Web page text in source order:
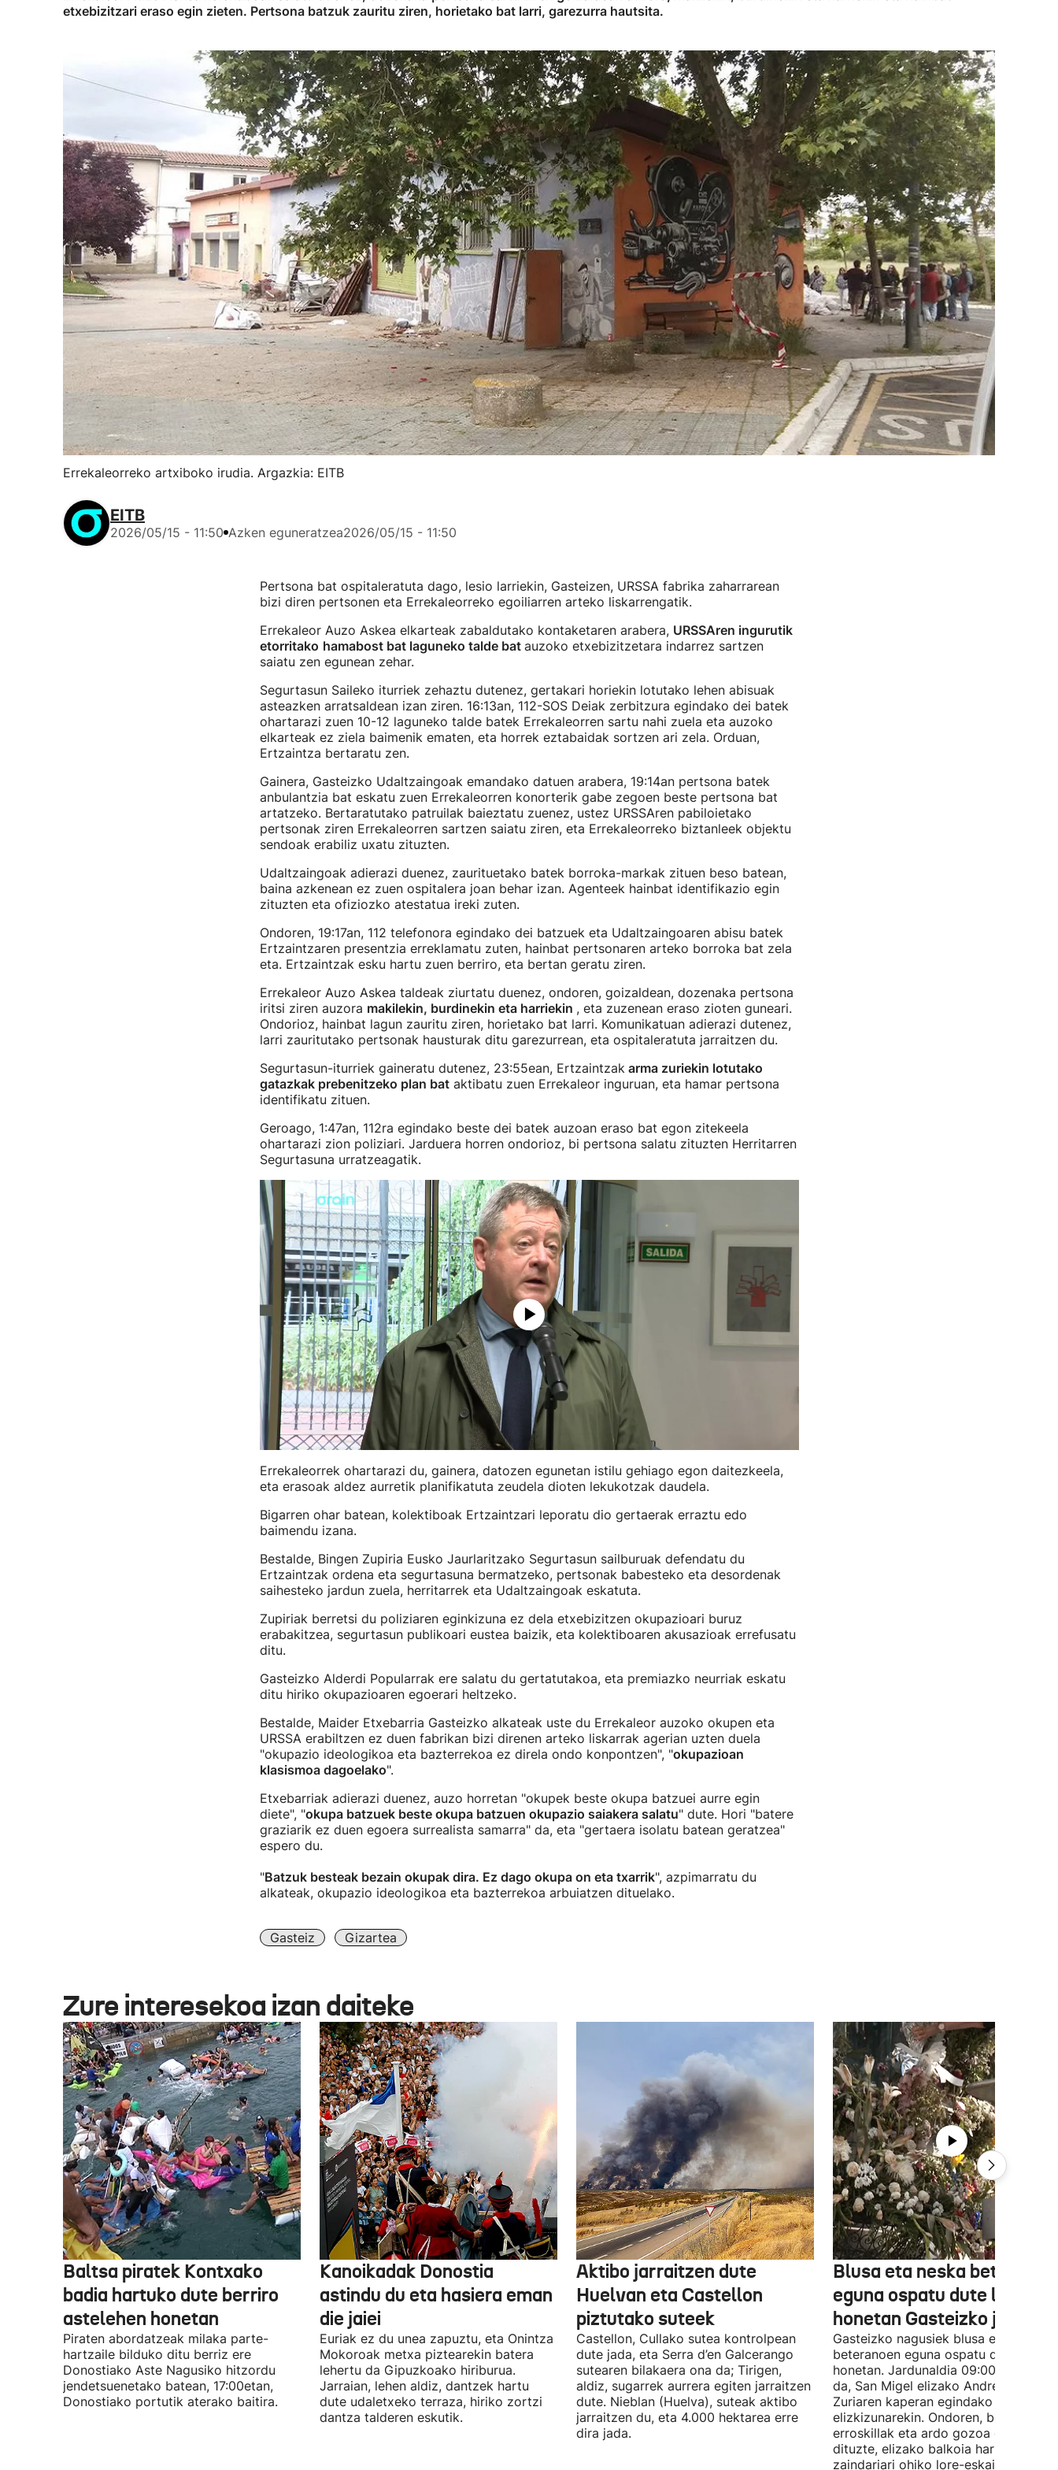
etxebizitzari eraso egin zieten. Pertsona batzuk zauritu ziren, horietako bat larri, garezurra hautsita.
Errekaleorreko artxiboko irudia. Argazkia: EITB
EITB
2026/05/15 - 11:50 Azken eguneratzea2026/05/15 - 11:50
Pertsona bat ospitaleratuta dago, lesio larriekin, Gasteizen, URSSA fabrika zaharrarean
bizi diren pertsonen eta Errekaleorreko egoiliarren arteko liskarrengatik.
Errekaleor Auzo Askea elkarteak zabaldutako kontaketaren arabera, URSSAren ingurutik
etorritako hamabost bat laguneko talde bat auzoko etxebizitzetara indarrez sartzen
saiatu zen egunean zehar.
Segurtasun Saileko iturriek zehaztu dutenez, gertakari horiekin lotutako lehen abisuak
asteazken arratsaldean izan ziren. 16:13an, 112-SOS Deiak zerbitzura egindako dei batek
ohartarazi zuen 10-12 laguneko talde batek Errekaleorren sartu nahi zuela eta auzoko
elkarteak ez ziela baimenik ematen, eta horrek eztabaidak sortzen ari zela. Orduan,
Ertzaintza bertaratu zen.
Gainera, Gasteizko Udaltzaingoak emandako datuen arabera, 19:14an pertsona batek
anbulantzia bat eskatu zuen Errekaleorren konorterik gabe zegoen beste pertsona bat
artatzeko. Bertaratutako patruilak baieztatu zuenez, ustez URSSAren pabiloietako
pertsonak ziren Errekaleorren sartzen saiatu ziren, eta Errekaleorreko biztanleek objektu
sendoak erabiliz uxatu zituzten.
Udaltzaingoak adierazi duenez, zaurituetako batek borroka-markak zituen beso batean,
baina azkenean ez zuen ospitalera joan behar izan. Agenteek hainbat identifikazio egin
zituzten eta ofiziozko atestatua ireki zuten.
Ondoren, 19:17an, 112 telefonora egindako dei batzuek eta Udaltzaingoaren abisu batek
Ertzaintzaren presentzia erreklamatu zuten, hainbat pertsonaren arteko borroka bat zela
eta. Ertzaintzak esku hartu zuen berriro, eta bertan geratu ziren.
Errekaleor Auzo Askea taldeak ziurtatu duenez, ondoren, goizaldean, dozenaka pertsona
iritsi ziren auzora makilekin, burdinekin eta harriekin , eta zuzenean eraso zioten guneari.
Ondorioz, hainbat lagun zauritu ziren, horietako bat larri. Komunikatuan adierazi dutenez,
larri zauritutako pertsonak hausturak ditu garezurrean, eta ospitaleratuta jarraitzen du.
Segurtasun-iturriek gaineratu dutenez, 23:55ean, Ertzaintzakarma zuriekin lotutako
gatazkak prebenitzeko plan bataktibatu zuen Errekaleor inguruan, eta hamar pertsona
identifikatu zituen.
Geroago, 1:47an, 112ra egindako beste dei batek auzoan eraso bat egon zitekeela
ohartarazi zion poliziari. Jarduera horren ondorioz, bi pertsona salatu zituzten Herritarren
Segurtasuna urratzeagatik.
Errekaleorrek ohartarazi du, gainera, datozen egunetan istilu gehiago egon daitezkeela,
eta erasoak aldez aurretik planifikatuta zeudela dioten lekukotzak daudela.
Bigarren ohar batean, kolektiboak Ertzaintzari leporatu dio gertaerak erraztu edo
baimendu izana.
Bestalde, Bingen Zupiria Eusko Jaurlaritzako Segurtasun sailburuak defendatu du
Ertzaintzak ordena eta segurtasuna bermatzeko, pertsonak babesteko eta desordenak
saihesteko jardun zuela, herritarrek eta Udaltzaingoak eskatuta.
Zupiriak berretsi du poliziaren eginkizuna ez dela etxebizitzen okupazioari buruz
erabakitzea, segurtasun publikoari eustea baizik, eta kolektiboaren akusazioak errefusatu
ditu.
Gasteizko Alderdi Popularrak ere salatu du gertatutakoa, eta premiazko neurriak eskatu
ditu hiriko okupazioaren egoerari heltzeko.
Bestalde, Maider Etxebarria Gasteizko alkateak uste du Errekaleor auzoko okupen eta
URSSA erabiltzen ez duen fabrikan bizi direnen arteko liskarrak agerian uzten duela
"okupazio ideologikoa eta bazterrekoa ez direla ondo konpontzen", "okupazioan
klasismoa dagoelako".
Etxebarriak adierazi duenez, auzo horretan "okupek beste okupa batzuei aurre egin
diete", "okupa batzuek beste okupa batzuen okupazio saiakera salatu" dute. Hori "batere
graziarik ez duen egoera surrealista samarra" da, eta "gertaera isolatu batean geratzea"
espero du.
"Batzuk besteak bezain okupak dira. Ez dago okupa on eta txarrik", azpimarratu du
alkateak, okupazio ideologikoa eta bazterrekoa arbuiatzen dituelako.
Gasteiz Gizartea
Zure interesekoa izan daiteke
Baltsa piratek Kontxako
badia hartuko dute berriro
astelehen honetan
Piraten abordatzeak milaka parte-
hartzaile bilduko ditu berriz ere
Donostiako Aste Nagusiko hitzordu
jendetsuenetako batean, 17:00etan,
Donostiako portutik aterako baitira.
Kanoikadak Donostia
astindu du eta hasiera eman
die jaiei
Euriak ez du unea zapuztu, eta Onintza
Mokoroak metxa piztearekin batera
lehertu da Gipuzkoako hiriburua.
Jarraian, lehen aldiz, dantzek hartu
dute udaletxeko terraza, hiriko zortzi
dantza talderen eskutik.
Aktibo jarraitzen dute
Huelvan eta Castellon
piztutako suteek
Castellon, Cullako sutea kontrolpean
dute jada, eta Serra d’en Galcerango
sutearen bilakaera ona da; Tirigen,
aldiz, sugarrek aurrera egiten jarraitzen
dute. Nieblan (Huelva), suteak aktibo
jarraitzen du, eta 4.000 hektarea erre
dira jada.
Blusa eta neska
eguna ospatu dute
honetan Gasteizko jaietan
Gasteizko nagusiek blusa eta neska
beteranoen eguna ospatu dute
honetan. Jardunaldia 09:00etan hasi
da, San Migel elizako Andre Maria
Zuriaren kaperan egindako
elizkizunarekin. Ondoren, beteranoek
erroskillak eta ardo gozoa dastatu
dituzte, elizako balkoia hartu eta
zaindariari ohiko lore-eskaintza egin